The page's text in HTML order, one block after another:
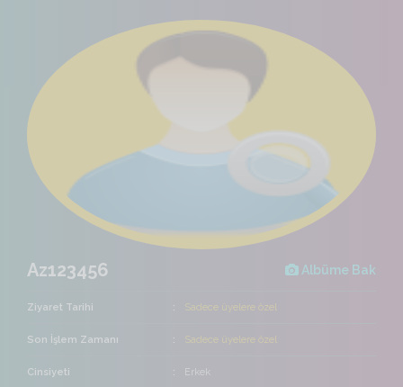
Az123456 Albüme Bak
Ziyaret Tarihi Sadece üyelere özel
Son İşlem Zamanı Sadece üyelere özel
Cinsiyeti Erkek